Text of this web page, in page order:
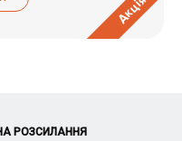
Акція
РОЗСИЛАННЯ